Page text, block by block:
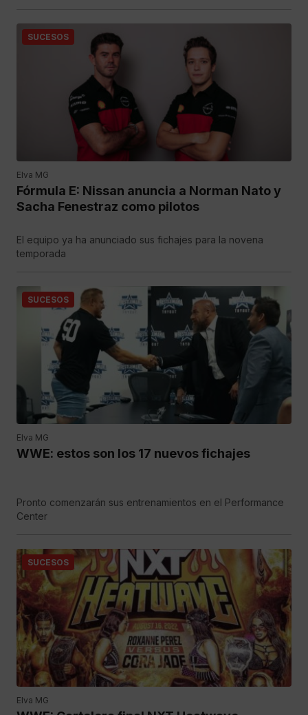
SUCESOS
Elva MG
Fórmula E: Nissan anuncia a Norman Nato y
Sacha Fenestraz como pilotos
El equipo ya ha anunciado sus fichajes para la novena
temporada
SUCESOS
Elva MG
WWE: estos son los 17 nuevos fichajes
Pronto comenzarán sus entrenamientos en el Performance
Center
SUCESOS
Elva MG